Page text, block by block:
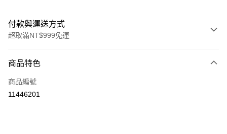
付款與運送方式
超取滿NT$999免運
信用卡一次付款
超商取貨付款
商品特色
商品編號
11446201